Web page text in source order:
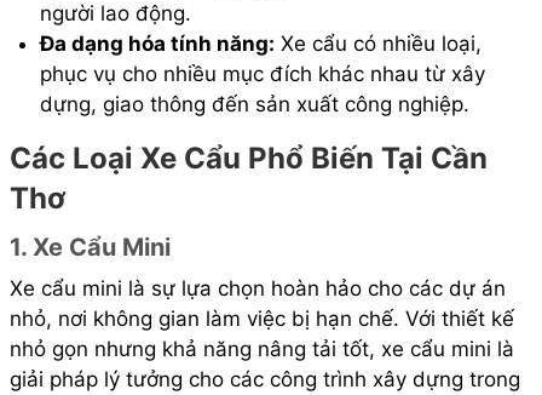
người lao động.
Đa dạng hóa tính năng: Xe cẩu có nhiều loại,
phục vụ cho nhiều mục đích khác nhau từ xây
dựng, giao thông đến sản xuất công nghiệp.
Các Loại Xe Cẩu Phổ Biến Tại Cần
Thơ
1. Xe Cẩu Mini
Xe cẩu mini là sự lựa chọn hoàn hảo cho các dự án
nhỏ, nơi không gian làm việc bị hạn chế. Với thiết kế
nhỏ gọn nhưng khả năng nâng tải tốt, xe cẩu mini là
giải pháp lý tưởng cho các công trình xây dựng trong